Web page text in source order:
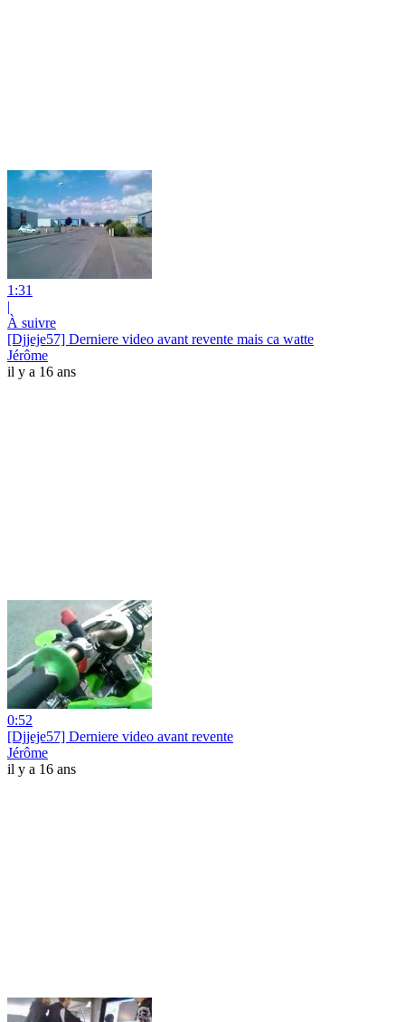
1:31
|
À suivre
[Djjeje57] Derniere video avant revente mais ca watte
Jérôme
il y a 16 ans
0:52
[Djjeje57] Derniere video avant revente
Jérôme
il y a 16 ans